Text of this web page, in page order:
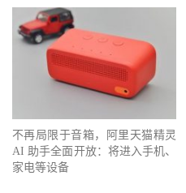
不再局限于音箱，阿里天猫精灵
AI 助手全面开放：将进入手机、
家电等设备